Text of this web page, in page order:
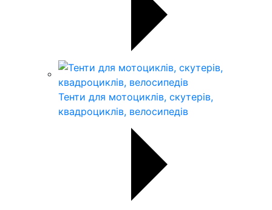
Тенти для мотоциклів, скутерів,
квадроциклів, велосипедів